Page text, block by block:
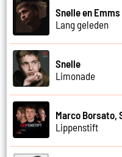
Snelle en Emms
Lang geleden
Snelle
Limonade
Marco Borsato,
Lippenstift